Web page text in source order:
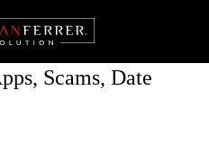
Scams, Date